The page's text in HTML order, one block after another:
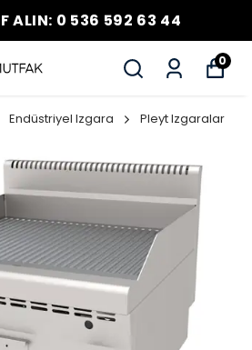
ALIN: 0 536 592 63 44
0
Endüstriyel Izgara Pleyt Izgaralar